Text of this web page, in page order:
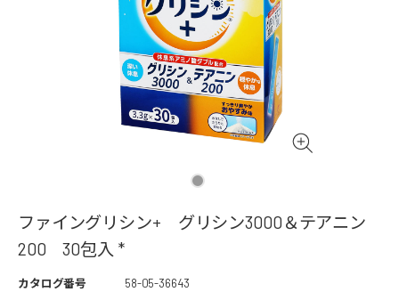
ファイングリシン+ グリシン3000＆テアニン
200 30包入 *
カタログ番号
58-05-36643